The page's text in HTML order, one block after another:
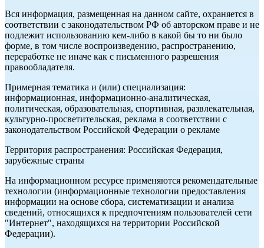
Вся информация, размещенная на данном сайте, охраняется в
соответствии с законодательством РФ об авторском праве и не
подлежит использованию кем-либо в какой бы то ни было
форме, в том числе воспроизведению, распространению,
переработке не иначе как с письменного разрешения
правообладателя.
Примерная тематика и (или) специализация:
информационная, информационно-аналитическая,
политическая, образовательная, спортивная, развлекательная,
культурно-просветительская, реклама в соответствии с
законодательством Российской Федерации о рекламе
Территория распространения: Российская Федерация,
зарубежные страны
На информационном ресурсе применяются рекомендательные
технологии (информационные технологии предоставления
информации на основе сбора, систематизации и анализа
сведений, относящихся к предпочтениям пользователей сети
"Интернет", находящихся на территории Российской
Федерации).